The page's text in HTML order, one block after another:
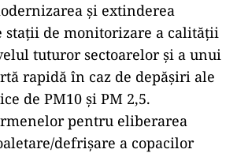
și extinderea
stații de monitorizare a calității
tuturor sectoarelor și a unui
rapidă în caz de depășiri ale
de PM10 și PM 2,5.
pentru eliberarea
defrișare a copacilor